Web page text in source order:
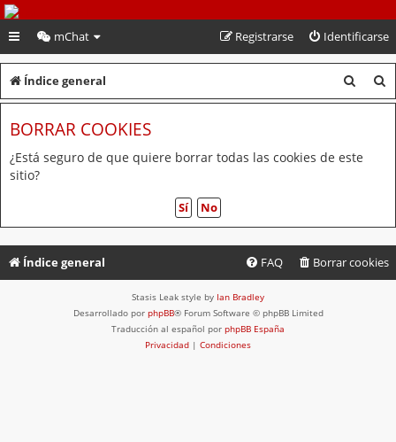
PeruVoley.com
mChat Identificarse
Registrarse
Índice general
u
u
c
BORRAR COOKIES
¿Está seguro de que quiere borrar todas las cookies de este
sitio?
Índice general Borrar cookies
FAQ
Stasis Leak style by Ian Bradley
Desarrollado por phpBB® Forum Software © phpBB Limited
Traducción al español por phpBB España
Privacidad | Condiciones